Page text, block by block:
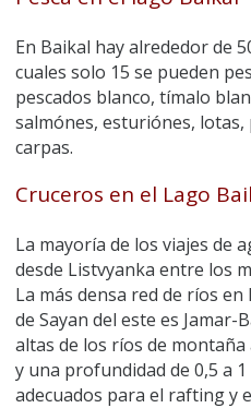
En Baikal hay alrededor de
cuales solo 15 se pueden
pescados blanco, tímalo
salmónes, esturiónes, lotas,
carpas.
Cruceros en el Lago
La mayoría de los viajes de
desde Listvyanka entre los
La más densa red de ríos
de Sayan del este es Jamar-
altas de los ríos de montaña
y una profundidad de 0,5 a
adecuados para el rafting y